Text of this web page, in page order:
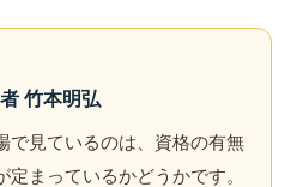
竹本明弘
で見ているのは、資格の有無
定まっているかどうかです。